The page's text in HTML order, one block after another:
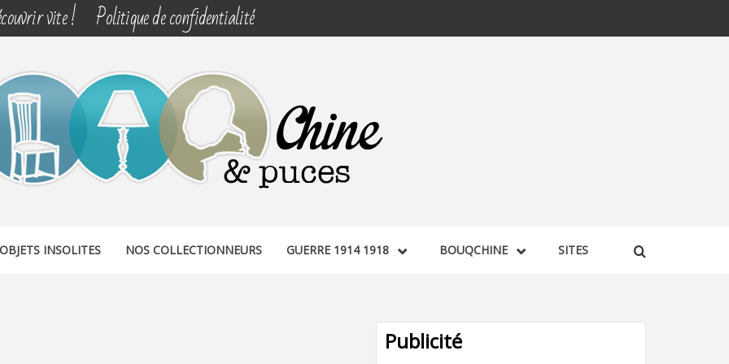
vite ! Politique de confidentialité
PUCES
OBJETS INSOLITES NOS COLLECTIONNEURS GUERRE 1914 1918 BOUQCHINE SITES
Publicité